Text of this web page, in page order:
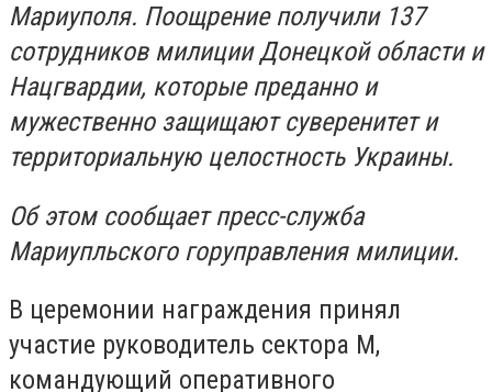
Мариуполя. Поощрение получили 137
сотрудников милиции Донецкой области и
Нацгвардии, которые преданно и
мужественно защищают суверенитет и
территориальную целостность Украины.
Об этом сообщает пресс-служба
Мариупльского горуправления милиции.
В церемонии награждения принял
участие руководитель сектора М,
командующий оперативного